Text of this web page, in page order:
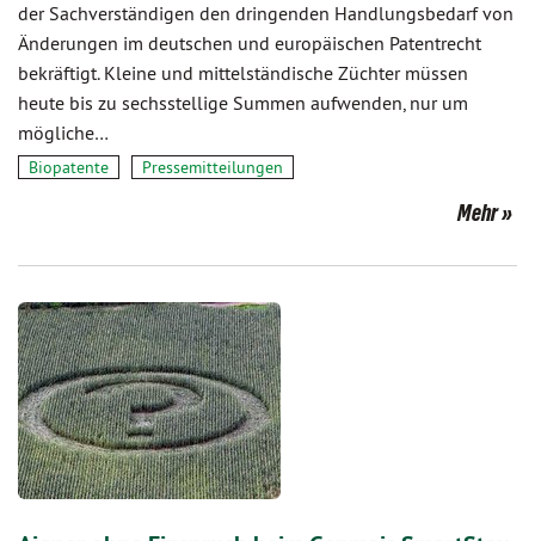
der Sachverständigen den dringenden Handlungsbedarf von
Änderungen im deutschen und europäischen Patentrecht
bekräftigt. Kleine und mittelständische Züchter müssen
heute bis zu sechsstellige Summen aufwenden, nur um
mögliche…
Biopatente Pressemitteilungen
Mehr